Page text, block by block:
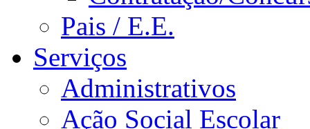
Pais / E.E.
Serviços
Administrativos
Ação Social Escolar